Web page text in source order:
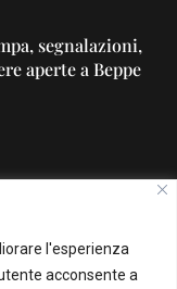
l'esperienza
acconsente a
segnalazioni,
aperte a Beppe
PUBBLICITA'
su questo Blog: